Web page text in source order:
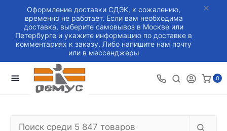
Оформление доставки СДЭК, к сожалению,
временно не работает. Если вам необходима
доставка, выберите самовывоз в Москве или
Петербурге и укажите информацию по доставке в
комментариях к заказу. Либо напишите нам почту
или в мессенджеры
0